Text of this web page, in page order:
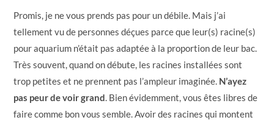
Promis, je ne vous prends pas pour un débile. Mais j’ai
tellement vu de personnes déçues parce que leur(s) racine(s)
pour aquarium n’était pas adaptée à la proportion de leur bac.
Très souvent, quand on débute, les racines installées sont
trop petites et ne prennent pas l’ampleur imaginée. N’ayez
pas peur de voir grand. Bien évidemment, vous êtes libres de
faire comme bon vous semble. Avoir des racines qui montent